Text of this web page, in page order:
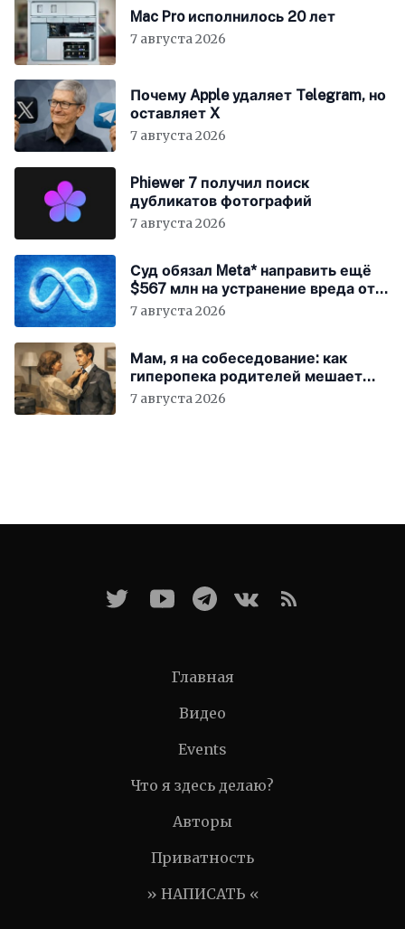
Mac Pro исполнилось 20 лет
7 августа 2026
Почему Apple удаляет Telegram, но
оставляет X
7 августа 2026
Phiewer 7 получил поиск
дубликатов фотографий
7 августа 2026
Суд обязал Meta* направить ещё
$567 млн на устранение вреда от
соцсетей
7 августа 2026
Мам, я на собеседование: как
гиперопека родителей мешает
«зумерам» устроиться в компанию
7 августа 2026
Главная
Видео
Events
Что я здесь делаю?
Авторы
Приватность
» НАПИСАТЬ «